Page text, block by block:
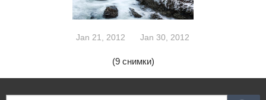
Jan 21, 2012 Jan 30, 2012
(9 снимки)